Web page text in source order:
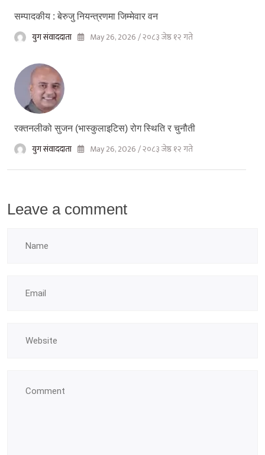
सम्पादकीय : बेरुजु नियन्त्रणमा जिम्मेवार वन
युग संवाददाता May 26, 2026 / २०८३ जेष्ठ १२ गते
रक्तनलीको सुजन (भास्कुलाइटिस) रोग स्थिति र चुनौती
युग संवाददाता May 26, 2026 / २०८३ जेष्ठ १२ गते
Leave a comment